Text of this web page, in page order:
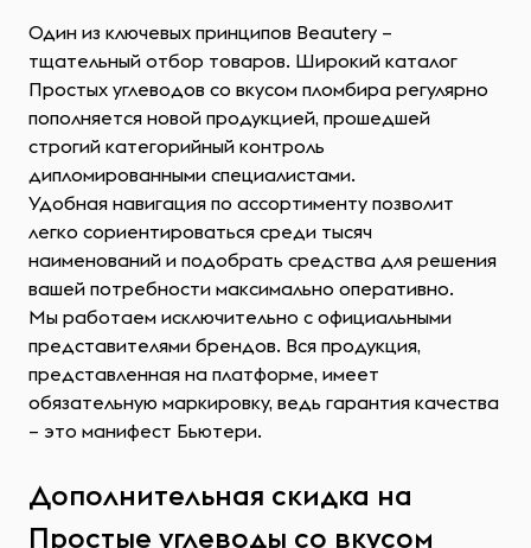
Один из ключевых принципов Beautery –
тщательный отбор товаров. Широкий каталог
Простых углеводов со вкусом пломбира регулярно
пополняется новой продукцией, прошедшей
строгий категорийный контроль
дипломированными специалистами.
Удобная навигация по ассортименту позволит
легко сориентироваться среди тысяч
наименований и подобрать средства для решения
вашей потребности максимально оперативно.
Мы работаем исключительно с официальными
представителями брендов. Вся продукция,
представленная на платформе, имеет
обязательную маркировку, ведь гарантия качества
– это манифест Бьютери.
Дополнительная скидка на
Простые углеводы со вкусом